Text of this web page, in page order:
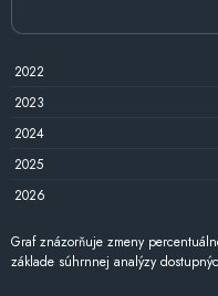
2022
2023
2024
2025
2026
Graf znázorňuje zmeny
základe súhrnnej analýzy